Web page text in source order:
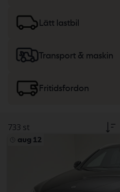
lätta lastbilareller
Lätt lastbil
Transport & maskin
Fritidsfordon
733 st
aug 12